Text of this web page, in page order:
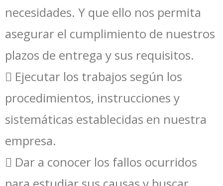
necesidades. Y que ello nos permita
asegurar el cumplimiento de nuestros
plazos de entrega y sus requisitos.
 Ejecutar los trabajos según los
procedimientos, instrucciones y
sistemáticas establecidas en nuestra
empresa.
 Dar a conocer los fallos ocurridos